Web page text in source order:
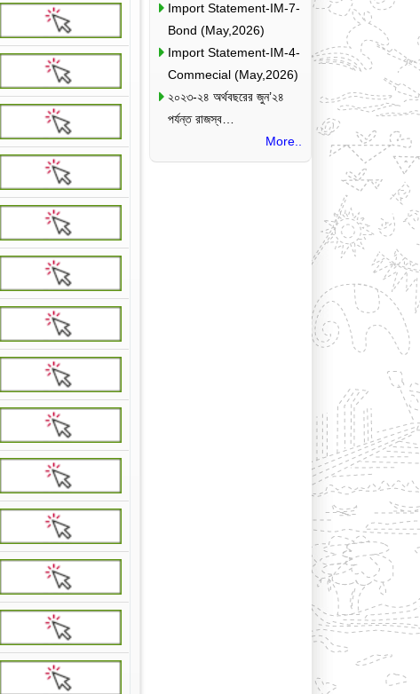
Import Statement-IM-7-
Bond (May,2026)
Import Statement-IM-4-
Commecial (May,2026)
২০২৩-২৪ অর্থবছরের জুন’২৪
পর্যন্ত রাজস্ব…
More..